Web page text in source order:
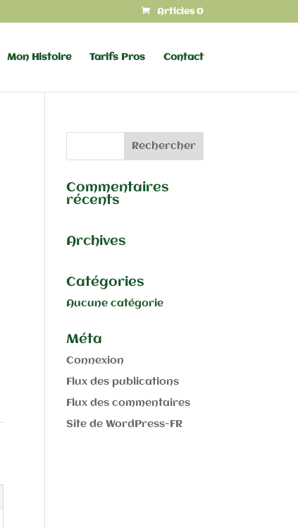
Articles 0
Mon Histoire Tarifs Pros Contact
Commentaires
récents
Archives
Catégories
Aucune catégorie
Méta
Connexion
Flux des publications
Flux des commentaires
Site de WordPress-FR